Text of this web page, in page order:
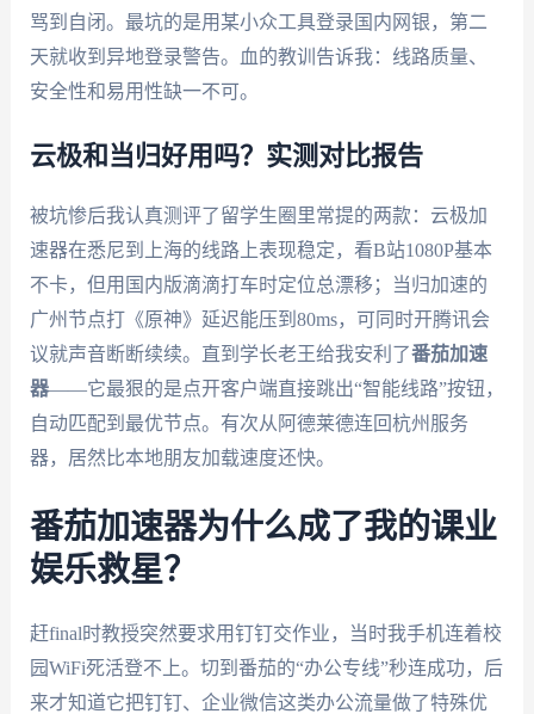
骂到自闭。最坑的是用某小众工具登录国内网银，第二
天就收到异地登录警告。血的教训告诉我：线路质量、
安全性和易用性缺一不可。
云极和当归好用吗？实测对比报告
被坑惨后我认真测评了留学生圈里常提的两款：云极加
速器在悉尼到上海的线路上表现稳定，看B站1080P基本
不卡，但用国内版滴滴打车时定位总漂移；当归加速的
广州节点打《原神》延迟能压到80ms，可同时开腾讯会
议就声音断断续续。直到学长老王给我安利了番茄加速
器——它最狠的是点开客户端直接跳出“智能线路”按钮，
自动匹配到最优节点。有次从阿德莱德连回杭州服务
器，居然比本地朋友加载速度还快。
番茄加速器为什么成了我的课业
娱乐救星？
赶final时教授突然要求用钉钉交作业，当时我手机连着校
园WiFi死活登不上。切到番茄的“办公专线”秒连成功，后
来才知道它把钉钉、企业微信这类办公流量做了特殊优